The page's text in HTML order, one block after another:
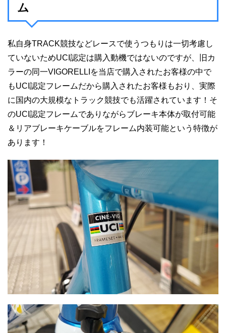
ム
私自身TRACK競技などレースで使うつもりは一切考慮し
ていないためUCI認定は購入動機ではないのですが、旧カ
ラーの同一VIGORELLIを当店で購入されたお客様の中で
もUCI認定フレームだから購入されたお客様もおり、実際
に国内の大規模なトラック競技でも活躍されています！そ
のUCI認定フレームでありながらブレーキ本体が取付可能
＆リアブレーキケーブルをフレーム内装可能という特徴が
あります！